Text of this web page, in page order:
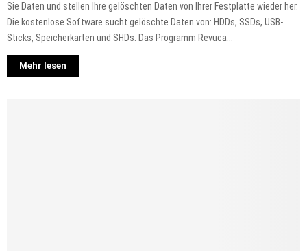
Sie Daten und stellen Ihre gelöschten Daten von Ihrer Festplatte wieder her.
Die kostenlose Software sucht gelöschte Daten von: HDDs, SSDs, USB-
Sticks, Speicherkarten und SHDs. Das Programm Revuca...
Mehr lesen